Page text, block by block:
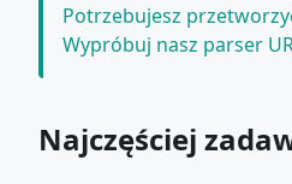
Potrzebujesz
Wypróbuj nasz parser
Najczęściej